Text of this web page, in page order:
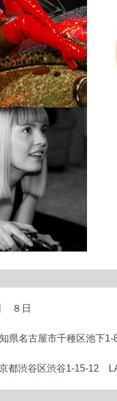
８日
古屋市千種区池下1-
渋谷区渋谷1-15-12